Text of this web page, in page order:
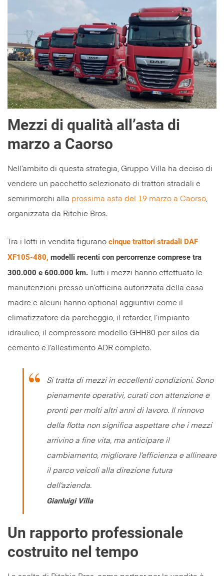
Mezzi di qualità all’asta di
marzo a Caorso
Nell’ambito di questa strategia, Gruppo Villa ha deciso di
vendere un pacchetto selezionato di trattori stradali e
semirimorchi alla prossima asta del 19 marzo a Caorso,
organizzata da Ritchie Bros.
Tra i lotti in vendita figurano cinque trattori stradali DAF
XF105-480, modelli recenti con percorrenze comprese tra
300.000 e 600.000 km. Tutti i mezzi hanno effettuato le
manutenzioni presso un’officina autorizzata della casa
madre e alcuni hanno optional aggiuntivi come il
climatizzatore da parcheggio, il retarder, l’impianto
idraulico, il compressore modello GHH80 per silos da
cemento e l’allestimento ADR completo.
Si tratta di mezzi in eccellenti condizioni. Sono
pienamente operativi, curati con attenzione e
pronti per molti altri anni di lavoro. Il rinnovo
della flotta non significa aspettare che i mezzi
arrivino a fine vita, ma anticipare il
cambiamento, migliorare l’efficienza e allineare
il parco veicoli alla direzione futura
dell’azienda.
Gianluigi Villa
Un rapporto professionale
costruito nel tempo